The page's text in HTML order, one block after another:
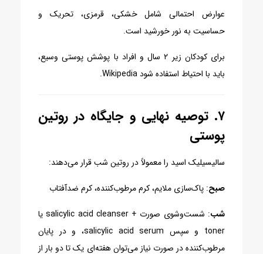
عوارض احتمالی شامل خشکی، قرمزی، تحریک و
حساسیت به نور خورشید است.
برای کودکان زیر ۲ سال و افراد با پوشش پوستی وسیع،
باید با احتیاط استفاده شودWikipedia
.
۷. توصیه نهایی و جایگاه در روتین
پوستی
سالیسیلیک اسید را معمولاً در روتین شب قرار می‌دهند:
صبح: پاک‌سازی ملایم، کرم مرطوب‌کننده، کرم ضدآفتاب
شب
: شست‌وشوی صورت + salicylic acid cleanser یا
toner و سپس salicylic acid serum، و در پایان
مرطوب‌کنندهدر صورت نیاز می‌توان هفته‌ای یک تا دو بار از